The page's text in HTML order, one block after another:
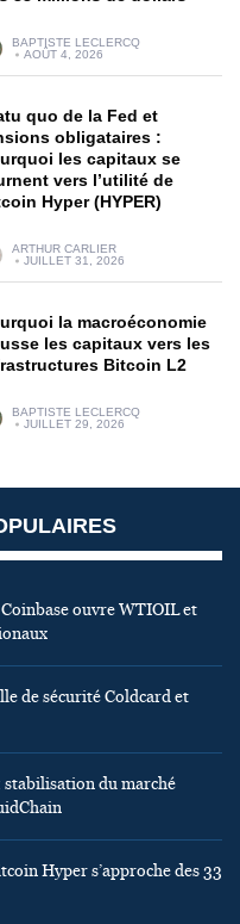
BAPTISTE LECLERCQ
AOÛT 4, 2026
quo de la Fed et
obligataires :
les capitaux se
vers l’utilité de
Hyper (HYPER)
ARTHUR CARLIER
JUILLET 31, 2026
la macroéconomie
les capitaux vers les
Bitcoin L2
BAPTISTE LECLERCQ
JUILLET 29, 2026
ouvre WTIOIL et
de sécurité Coldcard et
du marché
Hyper s’approche des 33